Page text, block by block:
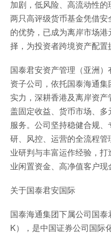
加剧，低风险、高流动性的
两只高评级货币基金凭借
的优势，已成为离岸市场
择，为投资者跨境资产配置
国泰君安资产管理（亚洲
资子公司，依托国泰海通
实力，深耕香港及离岸资
盖固定收益、货币市场、
服务。公司坚持稳健合规
研、风控、运营的全流程
业研判与丰富运作经验，
业闲置资金、高净值客户现
关于国泰君安国际
国泰海通集团下属公司国
K），是中国证券公司国际